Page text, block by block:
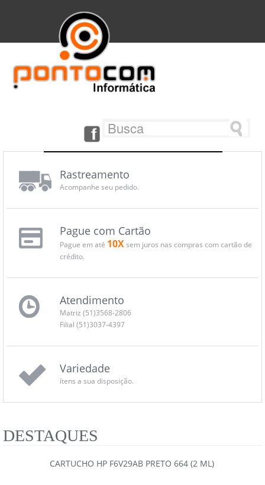
Rastreamento
Acompanhe seu pedido.
Pague com Cartão
Pague em até 10Xsem juros nas compras com cartão de
crédito.
Atendimento
Matriz (51)3568-2806
Filial (51)3037-4397
Variedade
ítens a sua disposição.
DESTAQUES
CARTUCHO HP F6V29AB PRETO 664 (2 ML)